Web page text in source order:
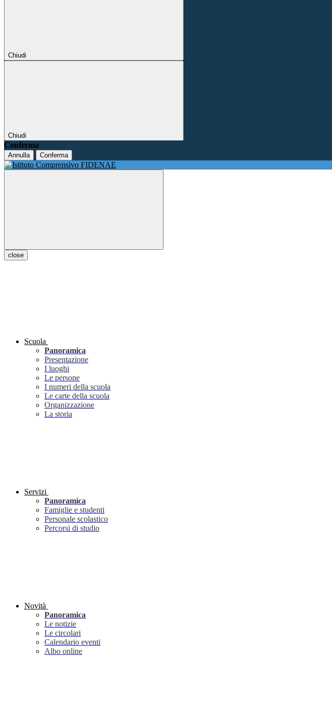
Chiudi
Chiudi
Conferma
Annulla Conferma
close
Scuola
Panoramica
Presentazione
I luoghi
Le persone
I numeri della scuola
Le carte della scuola
Organizzazione
La storia
Servizi
Panoramica
Famiglie e studenti
Personale scolastico
Percorsi di studio
Novità
Panoramica
Le notizie
Le circolari
Calendario eventi
Albo online